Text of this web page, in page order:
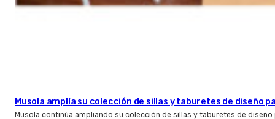
Musola amplía su colección de sillas y taburetes de diseño
Musola continúa ampliando su colección de sillas y taburetes de